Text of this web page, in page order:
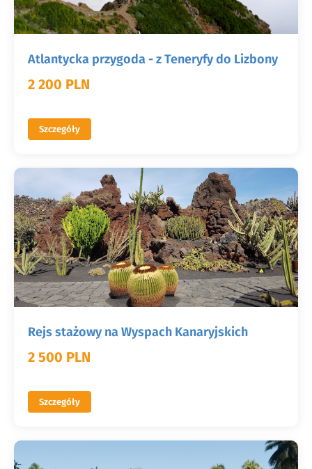
Atlantycka przygoda - z Teneryfy do Lizbony
2 200 PLN
Szczegóły
Rejs stażowy na Wyspach Kanaryjskich
2 500 PLN
Szczegóły